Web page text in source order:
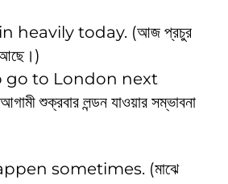
heavily today. (আজ প্রচুর
আছে।)
go to London next
শুক্রবার লন্ডন যাওয়ার সম্ভাবনা
sometimes. (মাঝে